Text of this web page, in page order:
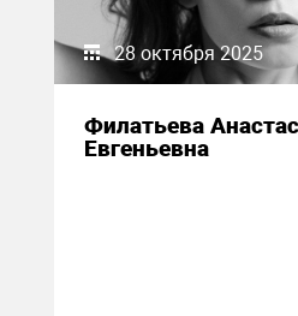
28 октября 2025
Филатьева
Евгеньевна